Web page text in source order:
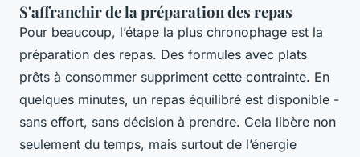
S'affranchir de la préparation des repas
Pour beaucoup, l’étape la plus chronophage est la
préparation des repas. Des formules avec plats
prêts à consommer suppriment cette contrainte. En
quelques minutes, un repas équilibré est disponible -
sans effort, sans décision à prendre. Cela libère non
seulement du temps, mais surtout de l’énergie